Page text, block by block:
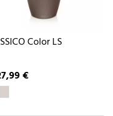
Color LS
€